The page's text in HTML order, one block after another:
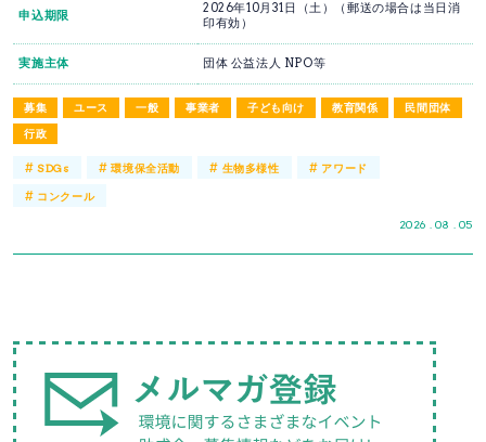
募集 ユース 一般 事業者 子ども向け 教育関係
民間団体
行政
2026 . 08 . 05
申込期限
2026年10月31日（土）（郵送の場合は当日消
印有効）
実施主体 団体 公益法人 NPO等
#SDGs #環境保全活動 # 生物多様性 # アワード
# コンクール